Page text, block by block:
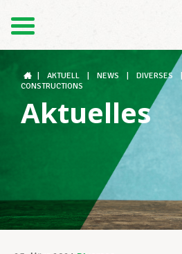
FR
Der LCGB
Gewerkschaftsstrukturen
Unterstützung im
AKTUELL NEWS DIVERSES
CONSTRUCTIONS
Aktuelles